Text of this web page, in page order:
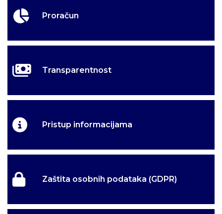
Proračun
Transparentnost
Pristup informacijama
Zaštita osobnih podataka (GDPR)